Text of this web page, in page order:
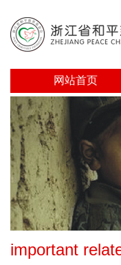
网站首页
important